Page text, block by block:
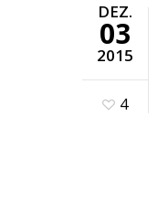
DEZ.
03
2015
4